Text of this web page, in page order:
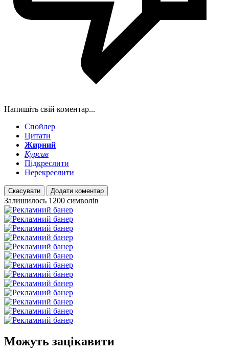
Напишіть свій коментар...
Спойлер
Цитати
Жирний
Курсив
Підкреслити
Перекреслити
Скасувати Додати коментар
Залишилось 1200 символів
Можуть зацікавити